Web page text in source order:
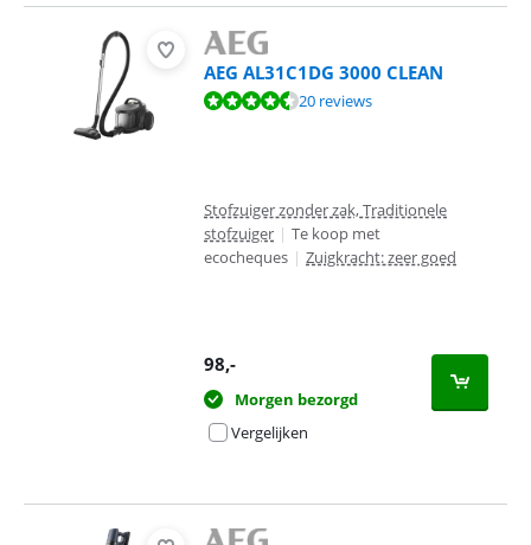
AEG AL31C1DG 3000 CLEAN
Beoordeling is 8,5 van de 10, gebaseerd op 20 reviews.
20 reviews
Stofzuiger zonder zak, Traditionele
stofzuiger | Te koop met
ecocheques | Zuigkracht: zeer goed
98,-
Morgen bezorgd
Vergelijken